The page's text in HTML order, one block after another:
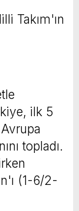
Takım'ın
ilk 5
topladı.
(1-6/2-